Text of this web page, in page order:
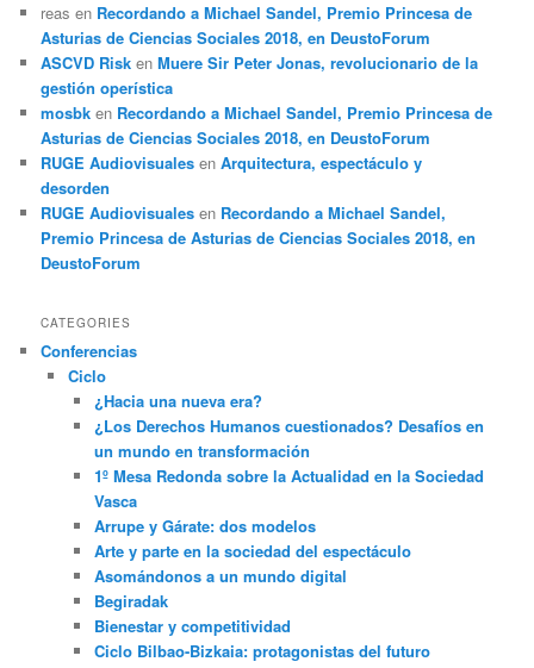
reas en Recordando a Michael Sandel, Premio Princesa de
Asturias de Ciencias Sociales 2018, en DeustoForum
ASCVD Risk enMuere Sir Peter Jonas, revolucionario de la
gestión operística
mosbk en Recordando a Michael Sandel, Premio Princesa de
Asturias de Ciencias Sociales 2018, en DeustoForum
RUGE Audiovisuales enArquitectura, espectáculo y
desorden
RUGE Audiovisuales en Recordando a Michael Sandel,
Premio Princesa de Asturias de Ciencias Sociales 2018, en
DeustoForum
CATEGORIES
Conferencias
Ciclo
¿Hacia una nueva era?
¿Los Derechos Humanos cuestionados? Desafíos en
un mundo en transformación
1º Mesa Redonda sobre la Actualidad en la Sociedad
Vasca
Arrupe y Gárate: dos modelos
Arte y parte en la sociedad del espectáculo
Asomándonos a un mundo digital
Begiradak
Bienestar y competitividad
Ciclo Bilbao-Bizkaia: protagonistas del futuro